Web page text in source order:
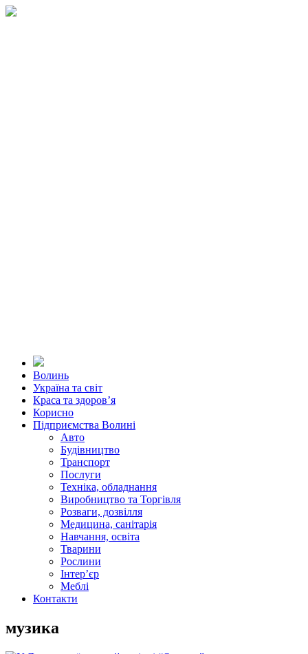
Волинь
Україна та світ
Краса та здоров’я
Корисно
Підприємства Волині
Авто
Будівництво
Транспорт
Послуги
Техніка, обладнання
Виробництво та Торгівля
Розваги, дозвілля
Медицина, санітарія
Навчання, освіта
Тварини
Рослини
Інтер’єр
Меблі
Контакти
музика